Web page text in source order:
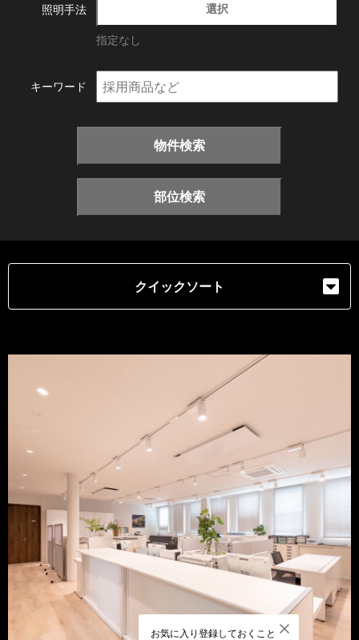
照明手法 選択
指定なし
キーワード
物件検索
部位検索
クイックソート
お気に入り登録しておくこと